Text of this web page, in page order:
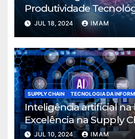
Produtividade
Manufatura
JUL 18, 2024 IMAM
SUPPLY CHAIN TECNOLOGIA DA
Inteligência artificial na
Excelência na Supply
JUL 10, 2024 IMAM